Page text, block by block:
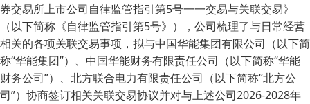
券交易所上市公司自律监管指引第5号一一交易与关联交易》
（以下简称《自律监管指引第5号》），公司梳理了与日常经营
相关的各项关联交易事项，拟与中国华能集团有限公司（以下简
称“华能集团”）、中国华能财务有限责任公司（以下简称“华能
财务公司”）、北方联合电力有限责任公司（以下简称“北方公
司”）协商签订相关关联交易协议并对与上述公司2026-2028年